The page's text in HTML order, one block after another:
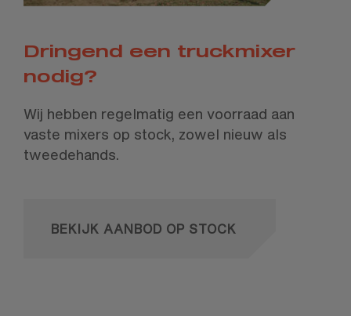
Dringend een truckmixer
nodig?
Wij hebben regelmatig een voorraad aan
vaste mixers op stock, zowel nieuw als
tweedehands.
BEKIJK AANBOD OP STOCK